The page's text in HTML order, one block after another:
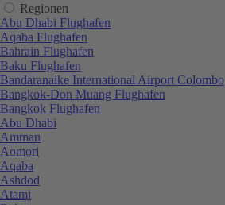
Regionen
Abu Dhabi Flughafen
Aqaba Flughafen
Bahrain Flughafen
Baku Flughafen
Bandaranaike International Airport Colombo
Bangkok-Don Muang Flughafen
Bangkok Flughafen
Abu Dhabi
Amman
Aomori
Aqaba
Ashdod
Atami